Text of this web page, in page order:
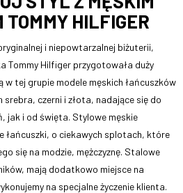
HILFIGER
i niepowtarzalnej biżuterii,
Tommy Hilfiger przygotowała duży
w tej grupie modele męskich łańcuszków
czerni i złota, nadające się do
jak i od święta. Stylowe męskie
łańcuszki, o ciekawych splotach, które
się na modzie, mężczyznę. Stalowe
mają dodatkowo miejsce na
na specjalne życzenie klienta.